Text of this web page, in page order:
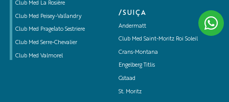
Club Med La Rosière
Club Med Peisey-Vallandry
Club Med Pragelato Sestriere
Club Med Serre-Chevalier
Club Med Valmorel
/SUIÇA
Andermatt
Club Med Saint-Moritz Roi Soleil
Crans-Montana
Engelberg Titlis
Gstaad
St. Moritz